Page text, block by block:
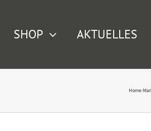
SHOP AKTUELLES
Home-